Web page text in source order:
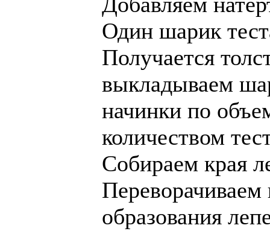
Один шарик
Получается
выкладываем
начинки по
количеством
Собираем края
образования